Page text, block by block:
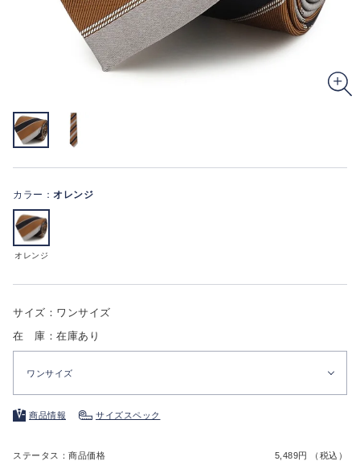
カラー： オレンジ
オレンジ
サイズ：ワンサイズ
在 庫：在庫あり
ワンサイズ
商品情報 サイズスペック
ステータス：商品価格 5,489円 （税込）